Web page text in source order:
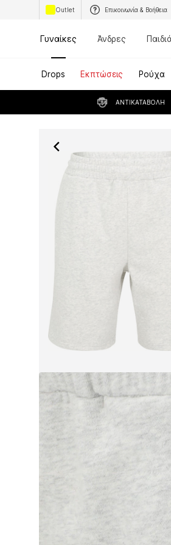
Outlet Επικοινωνία & Βοήθεια
Γυναίκες Άνδρες
Drops Εκπτώσεις Ρούχα
ΑΝΤΙΚΑΤΑΒΟΛΉ